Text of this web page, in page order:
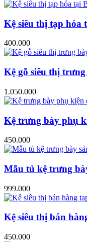
Kệ siêu thị tạp hóa
400.000
Kệ gỗ siêu thị
1.050.000
Kệ trưng bày phụ
450.000
Mẫu tủ kệ trưng
999.000
Kệ siêu thị bán
450.000